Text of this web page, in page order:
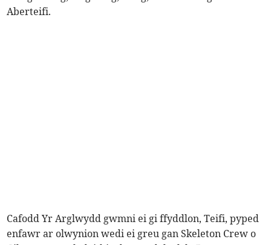
Aberteifi.
Cafodd Yr Arglwydd gwmni ei gi ffyddlon, Teifi, pyped
enfawr ar olwynion wedi ei greu gan Skeleton Crew o